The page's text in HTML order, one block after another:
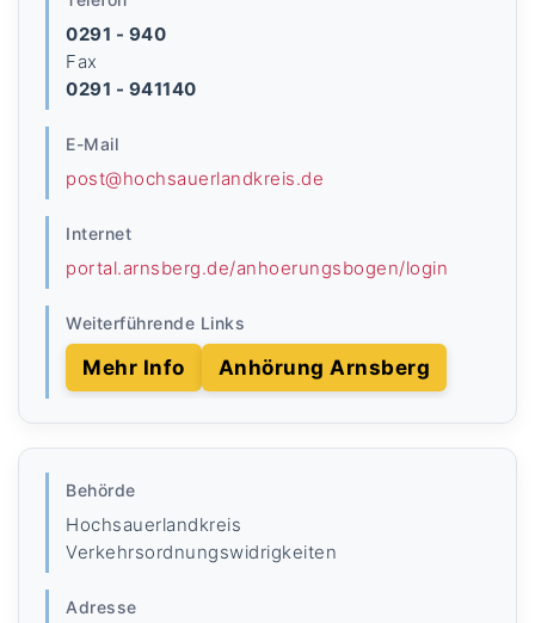
0291 - 940
Fax
0291 - 941140
E-Mail
post@hochsauerlandkreis.de
Internet
portal.arnsberg.de/anhoerungsbogen/login
Weiterführende Links
Mehr Info Anhörung Arnsberg
Behörde
Hochsauerlandkreis
Verkehrsordnungswidrigkeiten
Adresse